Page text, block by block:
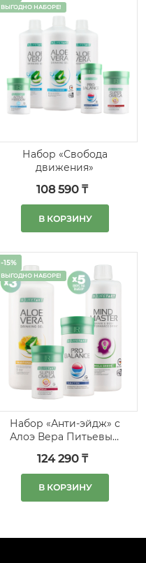
ВЫГОДНО НАБОРЕ!
Набор «Свобода
движения»
108 590 ₸
В КОРЗИНУ
-15%
ВЫГОДНО НАБОРЕ!
Набор «Анти-эйдж» с
Алоэ Вера Питьевым
124 290 ₸
В КОРЗИНУ